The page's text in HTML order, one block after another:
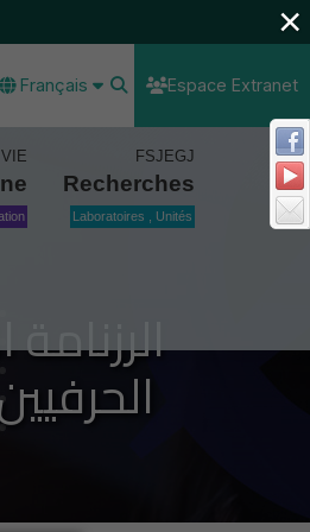
Français Espace Extranet
VIE FSJEGJ
Recherches
Laboratoires , Unités
×